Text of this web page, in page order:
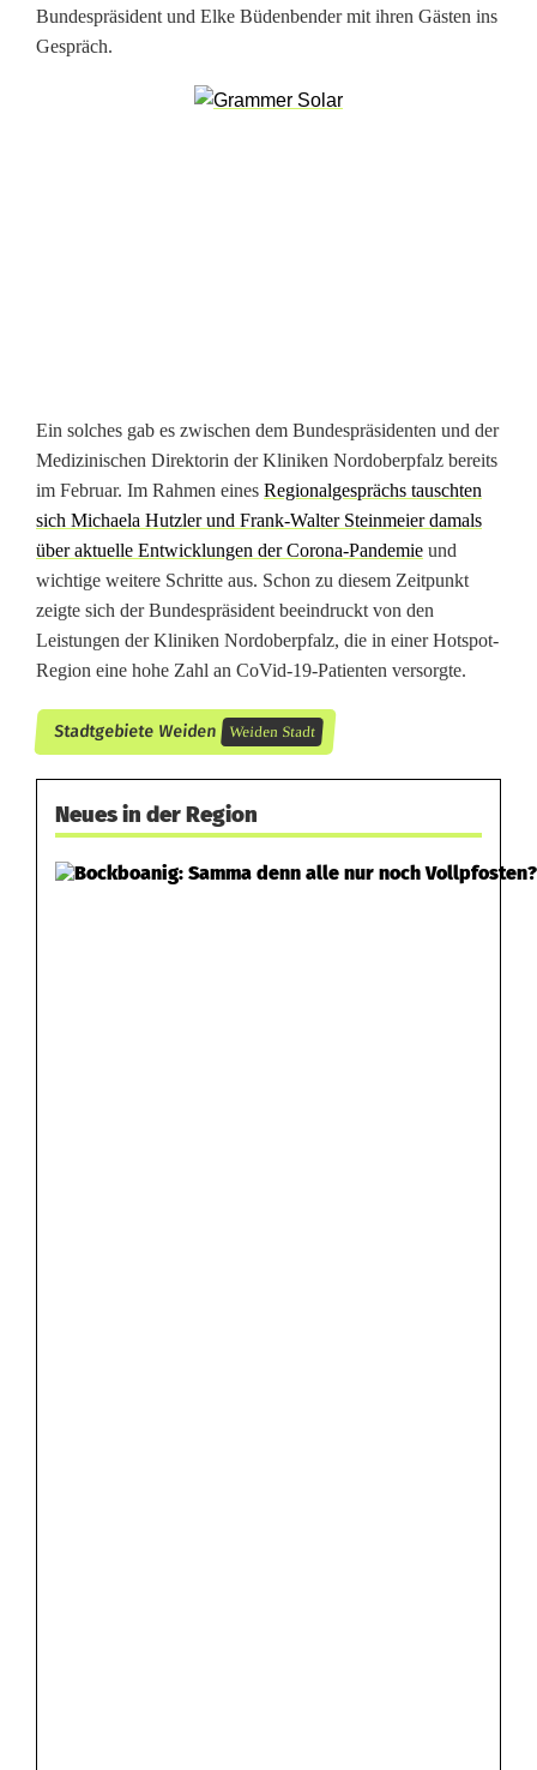
a
Bundespräsident und Elke Büdenbender mit ihren Gästen ins
Gespräch.
Ein solches gab es zwischen dem Bundespräsidenten und der
Medizinischen Direktorin der Kliniken Nordoberpfalz bereits
im Februar. Im Rahmen eines Regionalgesprächs tauschten
sich Michaela Hutzler und Frank-Walter Steinmeier damals
über aktuelle Entwicklungen der Corona-Pandemie und
wichtige weitere Schritte aus. Schon zu diesem Zeitpunkt
zeigte sich der Bundespräsident beeindruckt von den
Leistungen der Kliniken Nordoberpfalz, die in einer Hotspot-
Region eine hohe Zahl an CoVid-19-Patienten versorgte.
Stadtgebiete Weiden Weiden Stadt
Neues in der Region